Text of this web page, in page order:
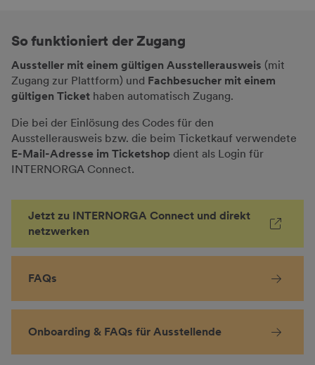
So funktioniert der Zugang
Aussteller mit einem gültigen Ausstellerausweis (mit
Zugang zur Plattform) und Fachbesucher mit einem
gültigen Ticket haben automatisch Zugang.
Die bei der Einlösung des Codes für den
Ausstellerausweis bzw. die beim Ticketkauf verwendete
E-Mail-Adresse im Ticketshop dient als Login für
INTERNORGA Connect.
Jetzt zu INTERNORGA Connect und direkt
netzwerken
FAQs
Onboarding & FAQs für Ausstellende